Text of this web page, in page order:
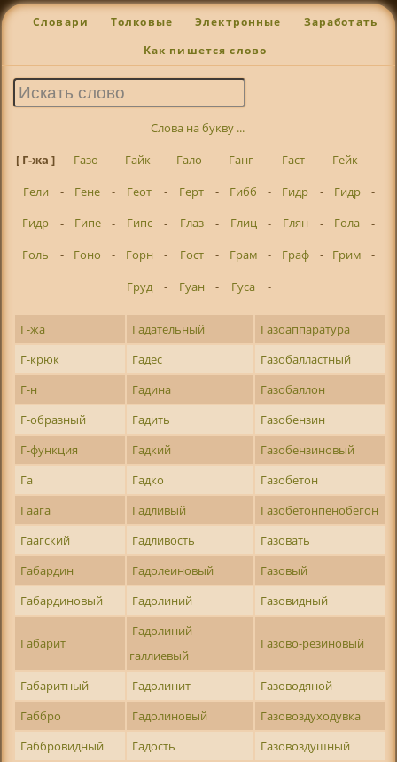
Словари Толковые Электронные Заработать
Как пишется слово
Слова на букву ...
[ Г-жа ]- Газо - Гайк - Гало - Ганг - Гаст - Гейк
-
Гели
- Гене - Геот - Герт - Гибб - Гидр - Гидр
-
Гидр
- Гипе - Гипс - Глаз - Глиц - Глян - Гола
-
Голь
- Гоно - Горн - Гост - Грам - Граф - Грим
-
Груд
- Гуан - Гуса -
Г-жа Гадательный
Газоаппаратура
Г-крюк
Гадес
Газобалластный
Г-н
Гадина
Газобаллон
Г-образный
Гадить
Газобензин
Г-функция
Гадкий
Газобензиновый
Га
Гадко
Газобетон
Гаага
Гадливый
Газобетонпенобегон
Гаагский
Гадливость
Газовать
Габардин
Гадолеиновый
Газовый
Габардиновый
Гадолиний Газовидный
Габарит
Гадолиний-
галлиевый
Газово-резиновый
Габаритный Гадолинит
Газоводяной
Габбро
Гадолиновый
Газовоздуходувка
Габбровидный
Гадость
Газовоздушный